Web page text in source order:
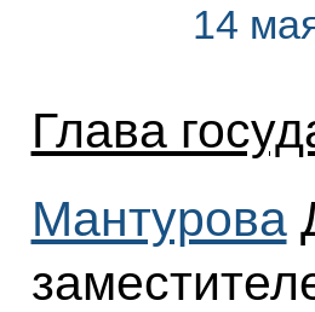
14
Глава
Мантурова